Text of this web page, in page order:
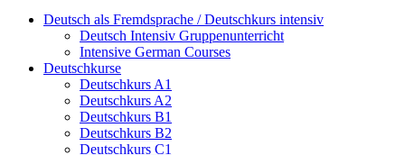
Deutsch als Fremdsprache / Deutschkurs intensiv
Deutsch Intensiv Gruppenunterricht
Intensive German Courses
Deutschkurse
Deutschkurs A1
Deutschkurs A2
Deutschkurs B1
Deutschkurs B2
Deutschkurs C1